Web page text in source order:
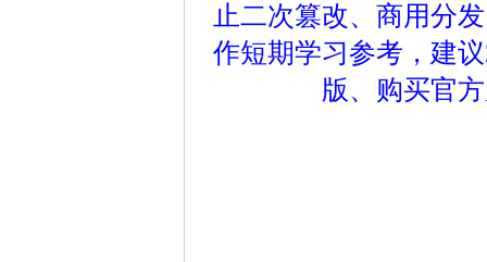
止二次篡改、商用分
作短期学习参考，建
版、购买官